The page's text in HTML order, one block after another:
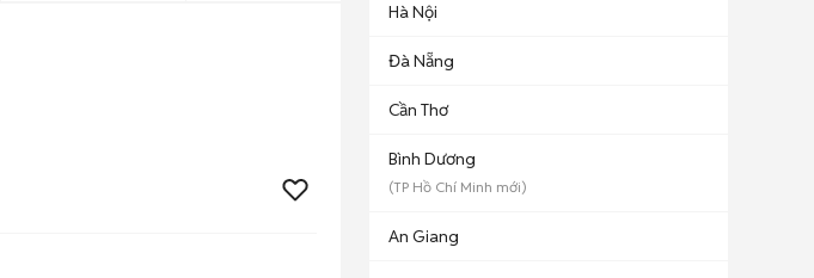
Hà Nội
Đà Nẵng
Cần Thơ
Bình Dương
(TP Hồ Chí Minh mới)
An Giang